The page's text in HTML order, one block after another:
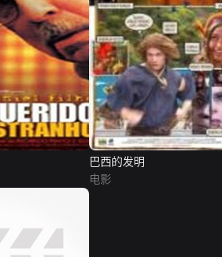
巴西的发明
电影